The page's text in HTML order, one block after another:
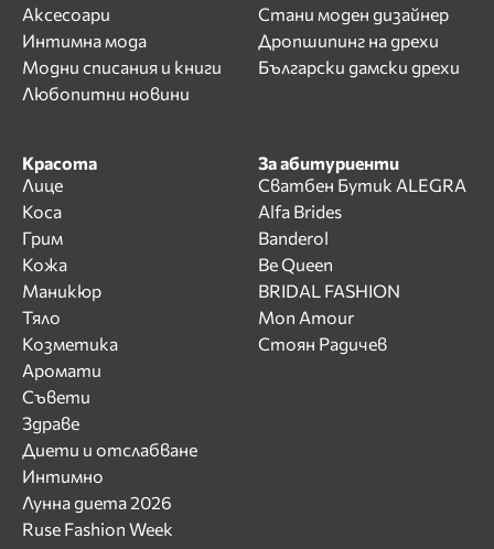
Аксесоари
Интимна мода
Модни списания и книги
Любопитни новини
Стани моден дизайнер
Дропшипинг на дрехи
Български дамски дрехи
Красота
Лице
Коса
Грим
Кожа
Маникюр
Тяло
Козметика
Аромати
Съвети
Здраве
Диети и отслабване
Интимно
Лунна диета 2026
Ruse Fashion Week
За абитуриенти
Сватбен Бутик ALEGRA
Alfa Brides
Banderol
Be Queen
BRIDAL FASHION
Mon Amour
Стоян Радичев